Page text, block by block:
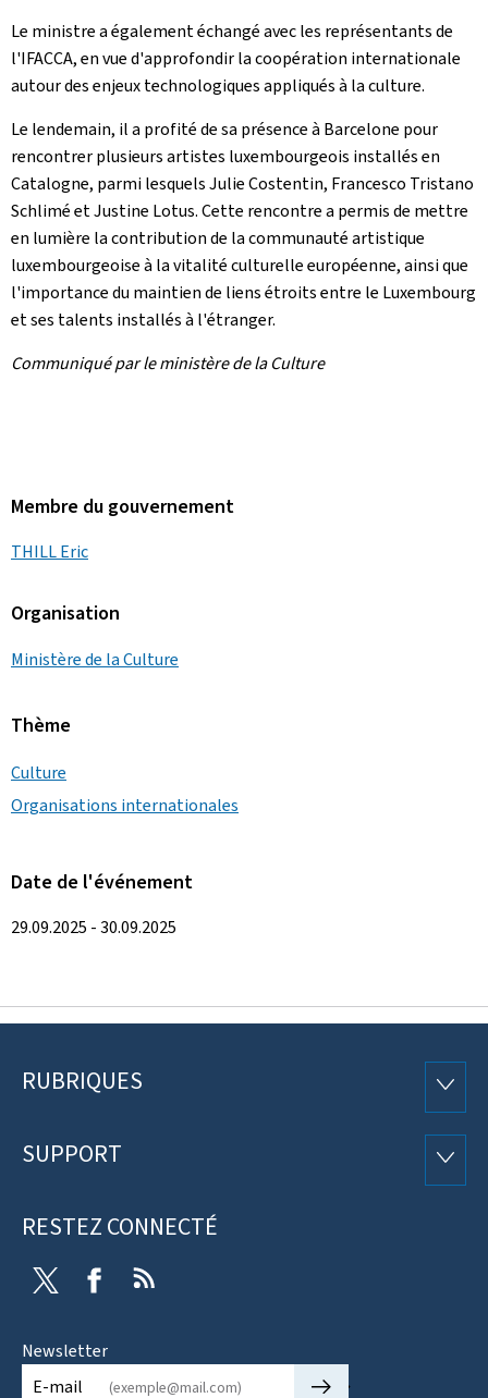
Le ministre a également échangé avec les représentants de
l'IFACCA, en vue d'approfondir la coopération internationale
autour des enjeux technologiques appliqués à la culture.
Le lendemain, il a profité de sa présence à Barcelone pour
rencontrer plusieurs artistes luxembourgeois installés en
Catalogne, parmi lesquels Julie Costentin, Francesco Tristano
Schlimé et Justine Lotus. Cette rencontre a permis de mettre
en lumière la contribution de la communauté artistique
luxembourgeoise à la vitalité culturelle européenne, ainsi que
l'importance du maintien de liens étroits entre le Luxembourg
et ses talents installés à l'étranger.
Communiqué par le ministère de la Culture
Membre du gouvernement
THILL Eric
Organisation
Ministère de la Culture
Thème
Culture
Organisations internationales
Date de l'événement
29.09.2025 - 30.09.2025
Pied
page
RUBRIQUES
SUPPORT
RESTEZ CONNECTÉ
Twitter Facebook
Newsletter
E-mail
🡒